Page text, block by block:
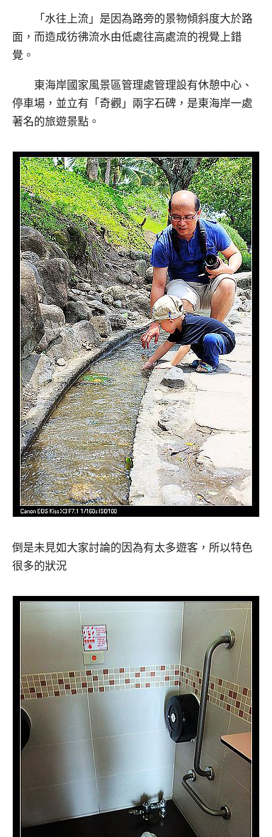
「水往上流」是因為路旁的景物傾斜度大於路
面，而造成彷彿流水由低處往高處流的視覺上錯
覺。
東海岸國家風景區管理處管理設有休憩中心、
停車場，並立有「奇觀」兩字石碑，是東海岸一處
著名的旅遊景點。
倒是未見如大家討論的因為有太多遊客，所以特色
很多的狀況